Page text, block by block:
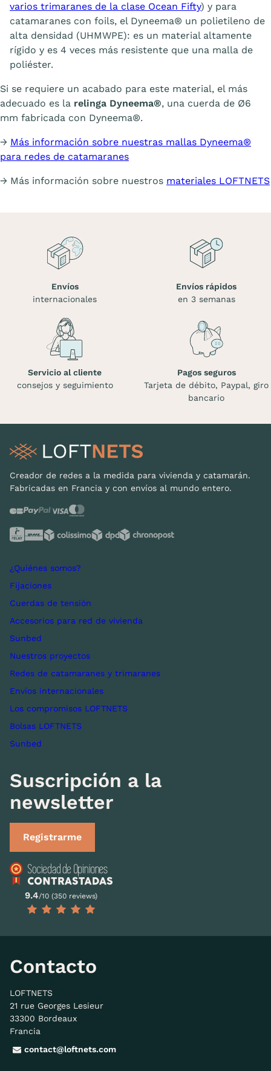
varios trimaranes de la clase Ocean Fifty) y para
catamaranes con foils, el Dyneema® un polietileno de
alta densidad (UHMWPE): es un material altamente
rígido y es 4 veces más resistente que una malla de
poliéster.
Si se requiere un acabado para este material, el más
adecuado es la relinga Dyneema®, una cuerda de Ø6
mm fabricada con Dyneema®.
→ Más información sobre nuestras mallas Dyneema®
para redes de catamaranes
→ Más información sobre nuestros materiales LOFTNETS
Envíos
internacionales
Envíos rápidos
en 3 semanas
Servicio al cliente
consejos y seguimiento
Pagos seguros
Tarjeta de débito, Paypal, giro
bancario
Creador de redes a la medida para vivienda y catamarán.
Fabricadas en Francia y con envíos al mundo entero.
¿Quiénes somos?
Fijaciones
Cuerdas de tensión
Accesorios para red de vivienda
Sunbed
Nuestros proyectos
Redes de catamaranes y trimaranes
Envíos internacionales
Los compromisos LOFTNETS
Bolsas LOFTNETS
Sunbed
Suscripción a la
newsletter
Registrarme
9.4/10 (350 reviews)
Contacto
LOFTNETS
21 rue Georges Lesieur
33300 Bordeaux
Francia
contact@loftnets.com